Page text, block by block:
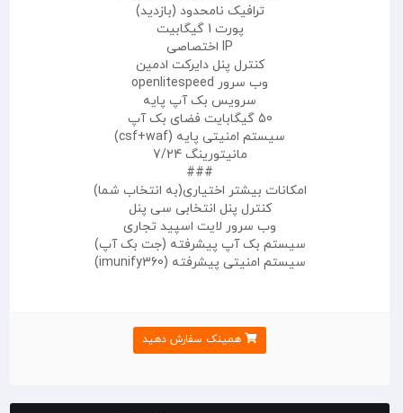
ترافیک نامحدود (بازدید)
پورت 1 گیگابیت
IP اختصاصی
کنترل پنل دایرکت ادمین
وب سرور openlitespeed
سرویس بک آپ پایه
50 گیگابایت فضای بک آپ
سیستم امنیتی پایه (csf+waf)
مانیتورینگ 7/24
###
امکانات بیشتر اختیاری(به انتخاب شما)
کنترل پنل انتخابی سی پنل
وب سرور لایت اسپید تجاری
سیستم بک آپ پیشرفته (جت بک آپ)
سیستم امنیتی پیشرفته (imunify360)
همینک سفارش دهید